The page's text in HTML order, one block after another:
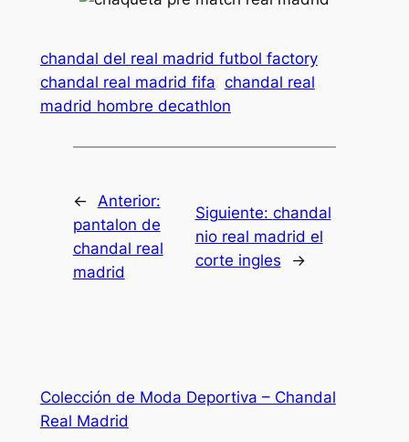
chandal del real madrid futbol factory
chandal real madrid fifa chandal real
madrid hombre decathlon
←
Anterior:
pantalon de
chandal real
madrid
Siguiente: chandal
nio real madrid el
corte ingles
→
Colección de Moda Deportiva – Chandal
Real Madrid